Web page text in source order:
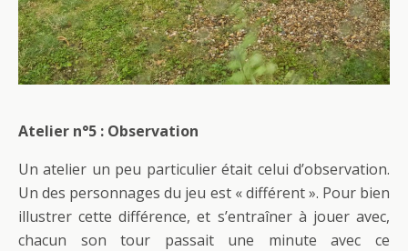
Atelier n°5 : Observation
Un atelier un peu particulier était celui d’observation.
Un des personnages du jeu est « différent ». Pour bien
illustrer cette différence, et s’entraîner à jouer avec,
chacun son tour passait une minute avec ce